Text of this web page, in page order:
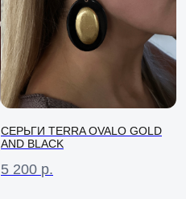
СЕРЬГИ TERRA OVALO GOLD
AND BLACK
5 200 р.